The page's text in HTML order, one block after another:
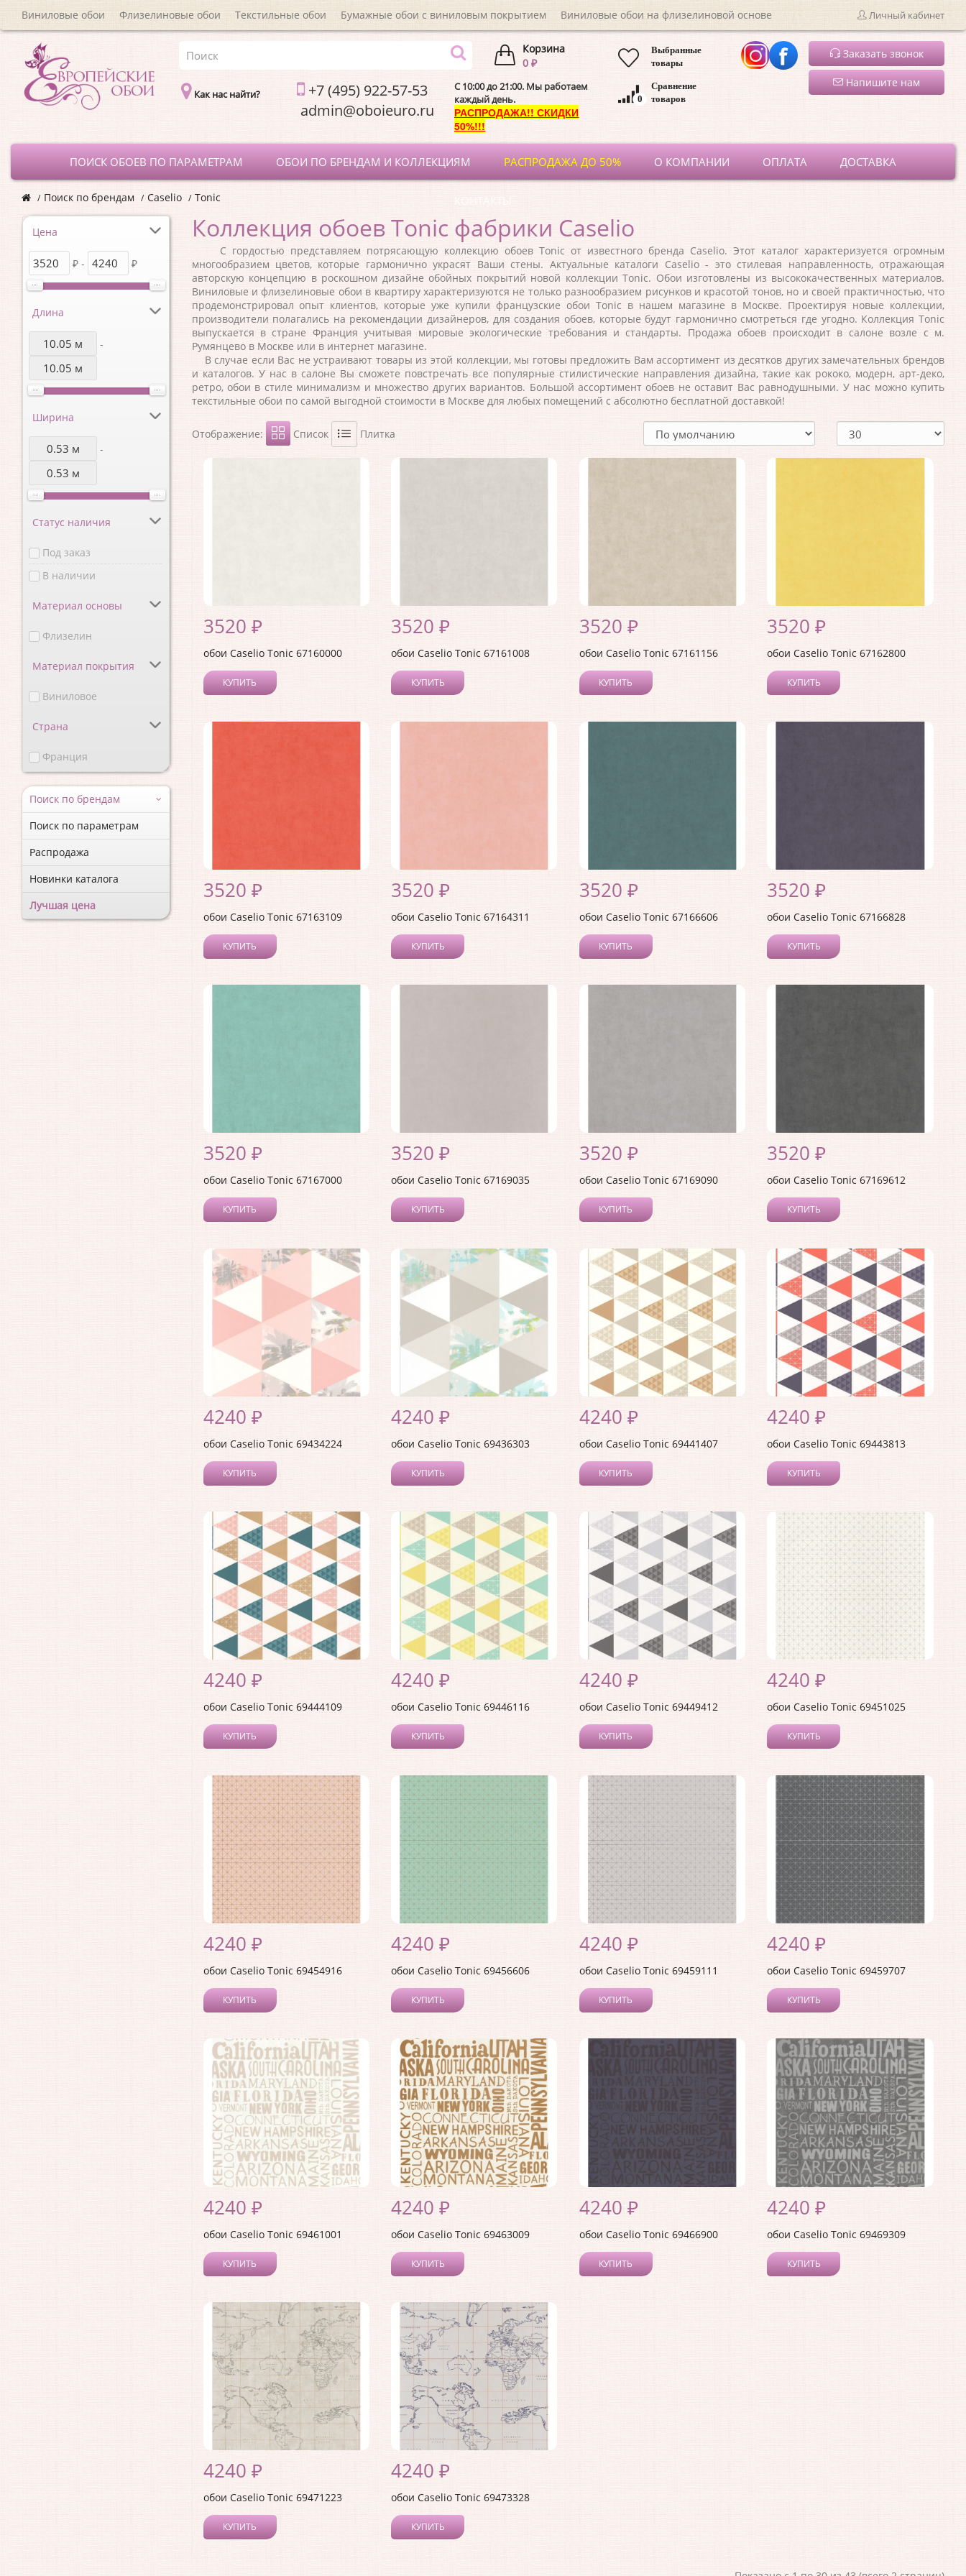
Виниловые обои Флизелиновые обои Текстильные обои Бумажные обои с виниловым покрытием Виниловые обои на флизелиновой основе Личный кабинет
Корзина
0 ₽
Как нас найти?
+7 (495) 922-57-53
admin@oboieuro.ru
C 10:00 до 21:00. Мы работаем
каждый день.
РАСПРОДАЖА!! СКИДКИ
50%!!!
Выбранные
товары
Сравнение
товаров
0
Заказать звонок
Напишите нам
ПОИСК ОБОЕВ ПО ПАРАМЕТРАМ ОБОИ ПО БРЕНДАМ И КОЛЛЕКЦИЯМ РАСПРОДАЖА ДО 50% О КОМПАНИИ ОПЛАТА ДОСТАВКА
КОНТАКТЫ
Поиск по брендам Caselio Tonic
Цена
₽ - ₽
Длина
-
Ширина
-
Статус наличия
Под заказ
В наличии
Материал основы
Флизелин
Материал покрытия
Виниловое
Страна
Франция
Поиск по брендам
Поиск по параметрам
Распродажа
Новинки каталога
Лучшая цена
Коллекция обоев Tonic фабрики Caselio
С гордостью представляем потрясающую коллекцию обоев Tonic от известного бренда Caselio. Этот каталог характеризуется огромным
многообразием цветов, которые гармонично украсят Ваши стены. Актуальные каталоги Caselio - это стилевая направленность, отражающая
авторскую концепцию в роскошном дизайне обойных покрытий новой коллекции Tonic. Обои изготовлены из высококачественных материалов.
Виниловые и флизелиновые обои в квартиру характеризуются не только разнообразием рисунков и красотой тонов, но и своей практичностью, что
продемонстрировал опыт клиентов, которые уже купили французские обои Tonic в нашем магазине в Москве. Проектируя новые коллекции,
производители полагались на рекомендации дизайнеров, для создания обоев, которые будут гармонично смотреться где угодно. Коллекция Tonic
выпускается в стране Франция учитывая мировые экологические требования и стандарты. Продажа обоев происходит в салоне возле с м.
Румянцево в Москве или в интернет магазине.
В случае если Вас не устраивают товары из этой коллекции, мы готовы предложить Вам ассортимент из десятков других замечательных брендов
и каталогов. У нас в салоне Вы сможете повстречать все популярные стилистические направления дизайна, такие как рококо, модерн, арт-деко,
ретро, обои в стиле минимализм и множество других вариантов. Большой ассортимент обоев не оставит Вас равнодушными. У нас можно купить
текстильные обои по самой выгодной стоимости в Москве для любых помещений с абсолютно бесплатной доставкой!
Отображение: Список Плитка
3520 ₽
обои Caselio Tonic 67160000
КУПИТЬ
3520 ₽
обои Caselio Tonic 67161008
КУПИТЬ
3520 ₽
обои Caselio Tonic 67161156
КУПИТЬ
3520 ₽
обои Caselio Tonic 67162800
КУПИТЬ
3520 ₽
обои Caselio Tonic 67163109
КУПИТЬ
3520 ₽
обои Caselio Tonic 67164311
КУПИТЬ
3520 ₽
обои Caselio Tonic 67166606
КУПИТЬ
3520 ₽
обои Caselio Tonic 67166828
КУПИТЬ
3520 ₽
обои Caselio Tonic 67167000
КУПИТЬ
3520 ₽
обои Caselio Tonic 67169035
КУПИТЬ
3520 ₽
обои Caselio Tonic 67169090
КУПИТЬ
3520 ₽
обои Caselio Tonic 67169612
КУПИТЬ
4240 ₽
обои Caselio Tonic 69434224
КУПИТЬ
4240 ₽
обои Caselio Tonic 69436303
КУПИТЬ
4240 ₽
обои Caselio Tonic 69441407
КУПИТЬ
4240 ₽
обои Caselio Tonic 69443813
КУПИТЬ
4240 ₽
обои Caselio Tonic 69444109
КУПИТЬ
4240 ₽
обои Caselio Tonic 69446116
КУПИТЬ
4240 ₽
обои Caselio Tonic 69449412
КУПИТЬ
4240 ₽
обои Caselio Tonic 69451025
КУПИТЬ
4240 ₽
обои Caselio Tonic 69454916
КУПИТЬ
4240 ₽
обои Caselio Tonic 69456606
КУПИТЬ
4240 ₽
обои Caselio Tonic 69459111
КУПИТЬ
4240 ₽
обои Caselio Tonic 69459707
КУПИТЬ
4240 ₽
обои Caselio Tonic 69461001
КУПИТЬ
4240 ₽
обои Caselio Tonic 69463009
КУПИТЬ
4240 ₽
обои Caselio Tonic 69466900
КУПИТЬ
4240 ₽
обои Caselio Tonic 69469309
КУПИТЬ
4240 ₽
обои Caselio Tonic 69471223
КУПИТЬ
4240 ₽
обои Caselio Tonic 69473328
КУПИТЬ